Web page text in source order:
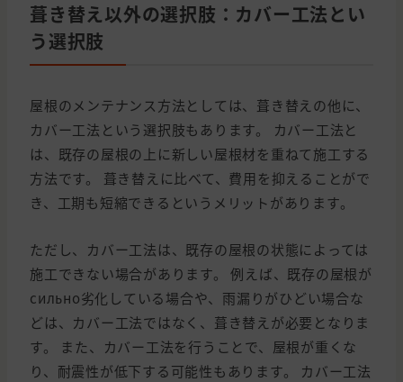
葺き替え以外の選択肢：カバー工法とい
う選択肢
屋根のメンテナンス方法としては、葺き替えの他に、
カバー工法という選択肢もあります。 カバー工法と
は、既存の屋根の上に新しい屋根材を重ねて施工する
方法です。 葺き替えに比べて、費用を抑えることがで
き、工期も短縮できるというメリットがあります。
ただし、カバー工法は、既存の屋根の状態によっては
施工できない場合があります。 例えば、既存の屋根が
сильно劣化している場合や、雨漏りがひどい場合な
どは、カバー工法ではなく、葺き替えが必要となりま
す。 また、カバー工法を行うことで、屋根が重くな
り、耐震性が低下する可能性もあります。 カバー工法